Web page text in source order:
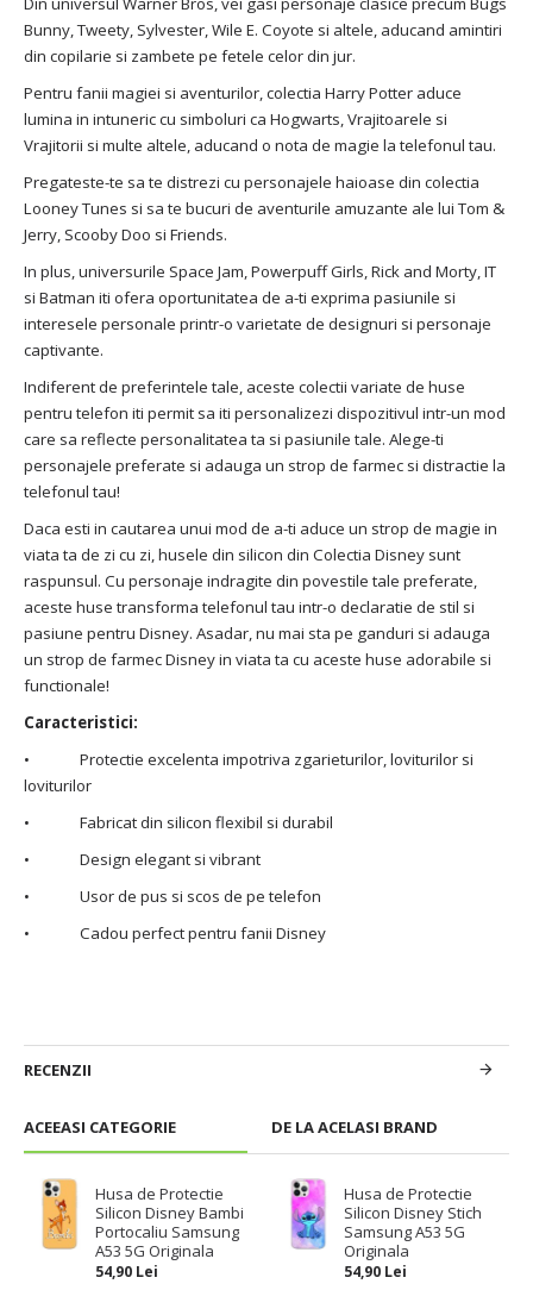
ACEEASI CATEGORIE DE LA ACELASI BRAND
Husa de Protectie
Silicon Disney Bambi
Portocaliu Samsung
A53 5G Originala
54,90 Lei
Husa de Protectie
Silicon Disney Stich
Samsung A53 5G
Originala
54,90 Lei
Bunny, Tweety, Sylvester, Wile E. Coyote si altele, aducand amintiri
din copilarie si zambete pe fetele celor din jur.
Pentru fanii magiei si aventurilor, colectia Harry Potter aduce
lumina in intuneric cu simboluri ca Hogwarts, Vrajitoarele si
Vrajitorii si multe altele, aducand o nota de magie la telefonul tau.
Pregateste-te sa te distrezi cu personajele haioase din colectia
Looney Tunes si sa te bucuri de aventurile amuzante ale lui Tom &
Jerry, Scooby Doo si Friends.
In plus, universurile Space Jam, Powerpuff Girls, Rick and Morty, IT
si Batman iti ofera oportunitatea de a-ti exprima pasiunile si
interesele personale printr-o varietate de designuri si personaje
captivante.
Indiferent de preferintele tale, aceste colectii variate de huse
pentru telefon iti permit sa iti personalizezi dispozitivul intr-un mod
care sa reflecte personalitatea ta si pasiunile tale. Alege-ti
personajele preferate si adauga un strop de farmec si distractie la
telefonul tau!
Daca esti in cautarea unui mod de a-ti aduce un strop de magie in
viata ta de zi cu zi, husele din silicon din Colectia Disney sunt
raspunsul. Cu personaje indragite din povestile tale preferate,
aceste huse transforma telefonul tau intr-o declaratie de stil si
pasiune pentru Disney. Asadar, nu mai sta pe ganduri si adauga
un strop de farmec Disney in viata ta cu aceste huse adorabile si
functionale!
Caracteristici:
• Protectie excelenta impotriva zgarieturilor, loviturilor si
loviturilor
• Fabricat din silicon flexibil si durabil
• Design elegant si vibrant
• Usor de pus si scos de pe telefon
• Cadou perfect pentru fanii Disney
RECENZII